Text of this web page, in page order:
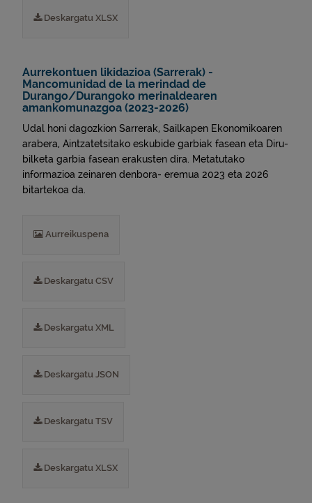
Deskargatu XLSX
Aurrekontuen likidazioa (Sarrerak) -
Mancomunidad de la merindad de
Durango/Durangoko merinaldearen
amankomunazgoa (2023-2026)
Udal honi dagozkion Sarrerak, Sailkapen Ekonomikoaren
arabera, Aintzatetsitako eskubide garbiak fasean eta Diru-
bilketa garbia fasean erakusten dira. Metatutako
informazioa zeinaren denbora- eremua 2023 eta 2026
bitartekoa da.
Aurreikuspena
Deskargatu CSV
Deskargatu XML
Deskargatu JSON
Deskargatu TSV
Deskargatu XLSX